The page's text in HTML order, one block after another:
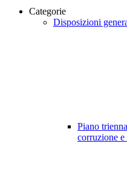
Categorie
Disposizioni
Piano
corruzione e